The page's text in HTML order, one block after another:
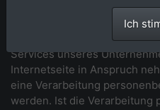
Eine Nutzung der
grundsätzlich ohne jede
Daten möglich. Sofern eine
Services unseres
Internetseite in Anspruch
eine Verarbeitung
werden. Ist die Verarbeitung
Ich